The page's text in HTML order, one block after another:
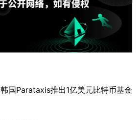
韩国Parataxis推出1亿美元比特币基金